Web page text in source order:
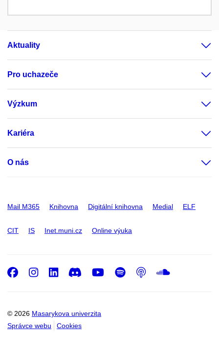
Aktuality
Pro uchazeče
Výzkum
Kariéra
O nás
Mail M365 Knihovna Digitální knihovna Medial ELF
CIT IS Inet.muni.cz Online výuka
© 2026 Masarykova univerzita
Správce webu
Cookies
Facebook
Instagram
LinkedIn
DiscordYoutube
Spotify
Podcast